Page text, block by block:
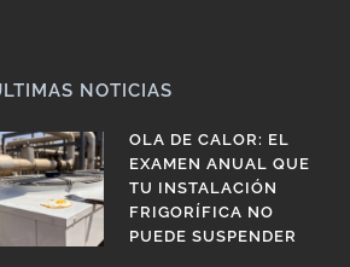
NOTICIAS
OLA DE CALOR: EL
EXAMEN ANUAL QUE
TU INSTALACIÓN
FRIGORÍFICA NO
PUEDE SUSPENDER